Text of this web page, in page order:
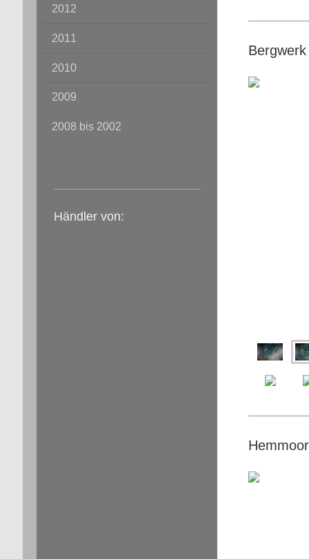
2012
2011
2010
2009
2008 bis 2002
Händler von: